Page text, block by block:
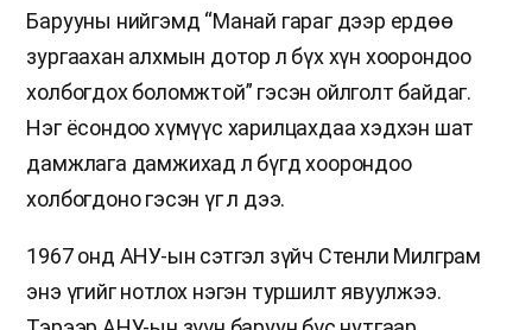
Барууны нийгэмд “Манай гараг дээр ердөө
зургаахан алхмын дотор л бүх хүн хоорондоо
холбогдох боломжтой” гэсэн ойлголт байдаг.
Нэг ёсондоо хүмүүс харилцахдаа хэдхэн шат
дамжлага дамжихад л бүгд хоорондоо
холбогдоно гэсэн үг л дээ.
1967 онд АНУ-ын сэтгэл зүйч Стенли Милграм
энэ үгийг нотлох нэгэн туршилт явуулжээ.